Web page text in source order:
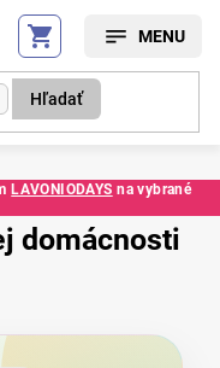
LAVONIODAYS na vybrané
Hľadať
domácnosti